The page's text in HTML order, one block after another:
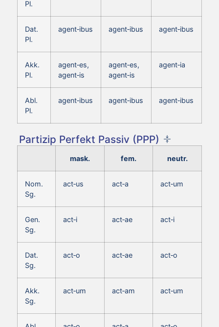
Pl.
Dat.
Pl.
agent‑ibus agent‑ibus agent‑ibus
Akk.
Pl.
agent‑es,
agent‑is
agent‑es,
agent‑is
agent‑ia
Abl.
Pl.
agent‑ibus agent‑ibus agent‑ibus
Partizip Perfekt Passiv (PPP)
mask. fem. neutr.
Nom.
Sg.
act‑us act‑a act‑um
Gen.
Sg.
act‑i act‑ae act‑i
Dat.
Sg.
act‑o act‑ae act‑o
Akk.
Sg.
act‑um act‑am act‑um